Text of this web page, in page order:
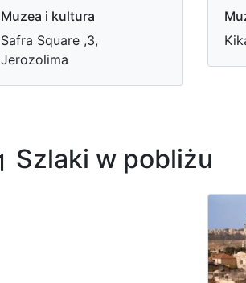
Muzea i kultura
Safra Square ,3,
Jerozolima
Szlaki w pobliżu